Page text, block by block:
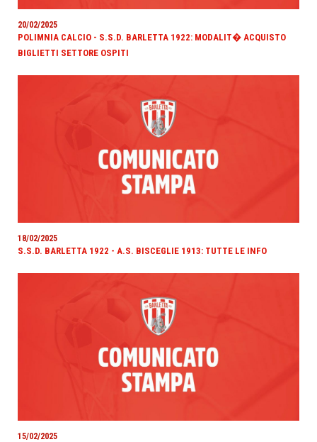
20/02/2025
POLIMNIA CALCIO - S.S.D. BARLETTA 1922: MODALIT� ACQUISTO
BIGLIETTI SETTORE OSPITI
18/02/2025
S.S.D. BARLETTA 1922 - A.S. BISCEGLIE 1913: TUTTE LE INFO
15/02/2025